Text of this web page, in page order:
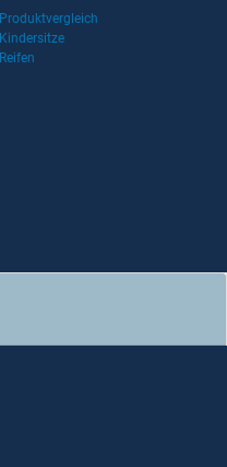
Produktvergleich
Kindersitze
Reifen